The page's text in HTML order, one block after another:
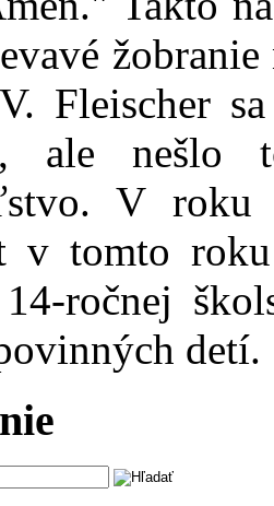
Fleischer
ale
V roku
v tomto
14-ročnej
detí.